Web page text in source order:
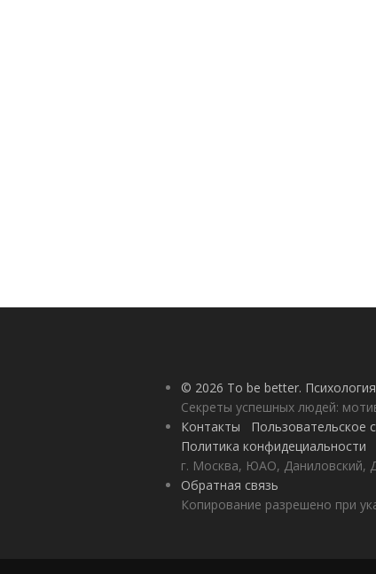
© 2026 To be better.
Секреты успешных людей:
Контакты
Пользовательское
Политика конфидециальности
г. Москва, ЮАО, Даниловский,
Обратная связь
Копирование разрешено при